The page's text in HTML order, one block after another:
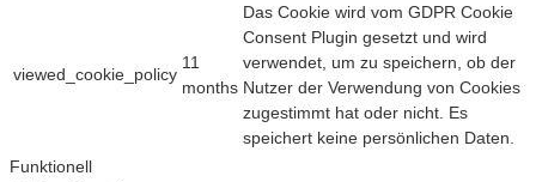
viewed_cookie_policy
11
months
Das Cookie wird vom GDPR Cookie
Consent Plugin gesetzt und wird
verwendet, um zu speichern, ob der
Nutzer der Verwendung von Cookies
zugestimmt hat oder nicht. Es
speichert keine persönlichen Daten.
Funktionell